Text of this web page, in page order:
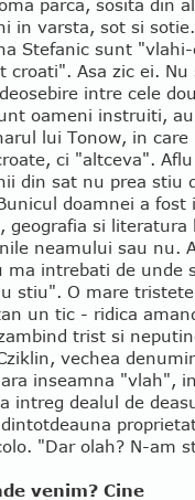
parca, sosita din
in varsta, sot si
Stefanic sunt
croati". Asa zic ei. Nu
intre cele
oameni instruiti,
lui Tonow, in
ci "altceva".
din sat nu prea stiu
doamnei a
geografia si
neamului sau nu.
ma intrebati de unde
stiu". O mare
un tic - ridica
trist si
vechea
inseamna "vlah",
intreg dealul de
"Dar olah? N-am
venim? Cine